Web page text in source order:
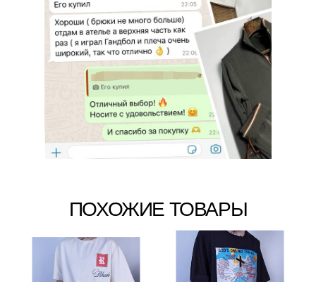
ПОХОЖИЕ ТОВАРЫ